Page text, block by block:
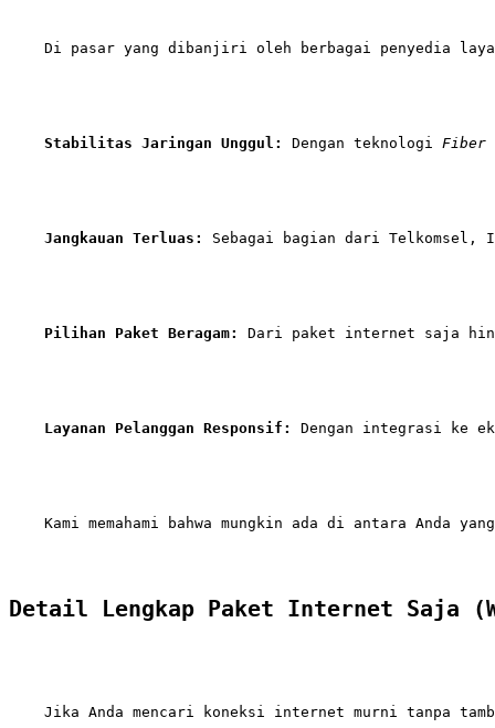
Di pasar yang dibanjiri oleh berbagai penyedia
Stabilitas Jaringan Unggul: Dengan teknologi Fiber
Jangkauan Terluas:
Pilihan Paket Beragam: Dari paket internet saja
Layanan Pelanggan Responsif:
Kami memahami bahwa mungkin ada di antara Anda
Detail Lengkap Paket Internet Saja
Jika Anda mencari koneksi internet murni tanpa